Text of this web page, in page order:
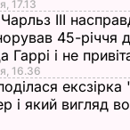
17.13
III
45-річчя
Гаррі і не
16.36
ексзірка
і який вигляд